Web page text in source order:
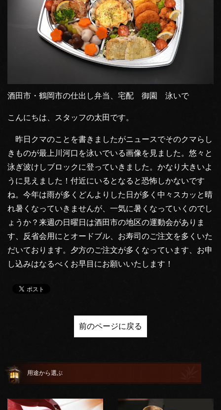
酒田市・鶴岡市の仕出し弁当、宅配 御園 泳いで
こんにちは、スタッフの太田です。
昨日クマのことを書きましたがニュースでそのクマらし
きものが最上川河口を泳いでいる画像を見ました。悠々と
泳ぎ波けしブロックに登っていきました。かなり大きいよ
うに見えました！付近にいるとなると恐怖しかないです
ね。今年は雨が多くどんよりした日が多く中々スカッと晴
れ暑くなっていきませんが、一気に暑くなっていくのでし
ょうか？来週の日曜日は酒田市の地区の運動会がありま
す、反省会用にとオードブル、お寿司のご注文を多くいた
だいております。夕方のご注文が多くなっています、お申
し込みはなるべくお早目にお願いいたします！
前のページに戻る
用途から選ぶ